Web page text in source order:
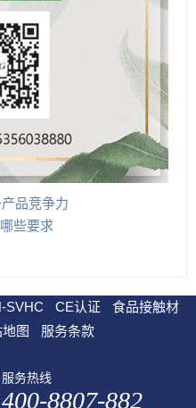
品竞争力
些要求
SVHC CE认证
食品接触材
图 服务条款
服务热线
400-8807-882